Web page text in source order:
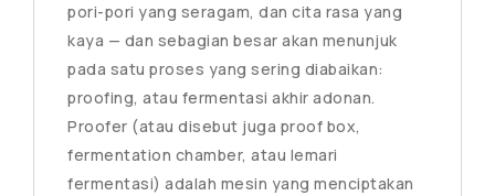
pori-pori yang seragam, dan cita rasa yang
kaya — dan sebagian besar akan menunjuk
pada satu proses yang sering diabaikan:
proofing, atau fermentasi akhir adonan.
Proofer (atau disebut juga proof box,
fermentation chamber, atau lemari
fermentasi) adalah mesin yang menciptakan